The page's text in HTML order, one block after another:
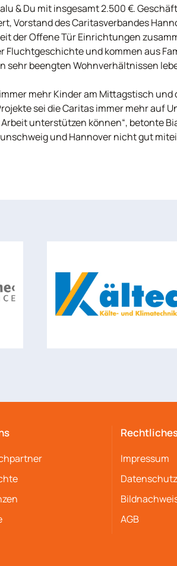
& Du mit insgesamt 2.500 €.
Vorstand des Caritasverbandes
der Offene Tür Einrichtungen
und kommen aus
sehr beengten Wohnverhältnissen
mehr Kinder am Mittagstisch
sei die Caritas immer mehr auf
unterstützen können“, betonte
und Hannover nicht gut
Impressum
Datenschutz
AGB